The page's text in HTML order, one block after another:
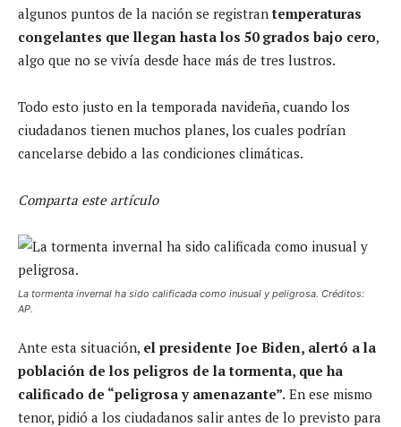
algunos puntos de la nación se registrantemperaturas
congelantes que llegan hasta los 50 grados bajo cero,
algo que no se vivía desde hace más de tres lustros.
Todo esto justo en la temporada navideña, cuando los
ciudadanos tienen muchos planes, los cuales podrían
cancelarse debido a las condiciones climáticas.
Comparta este artículo
La tormenta invernal ha sido calificada como inusual y peligrosa. Créditos:
AP.
Ante esta situación, el presidente Joe Biden, alertó a la
población de los peligros de la tormenta, que ha
calificado de “peligrosa y amenazante”. En ese mismo
tenor, pidió a los ciudadanos salir antes de lo previsto para